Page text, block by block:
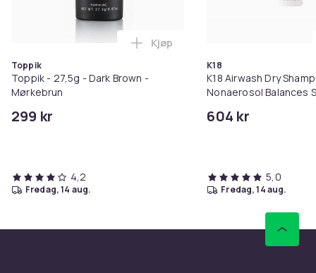
Toppik
Toppik - 27,5g - Dark Brown -
Mørkebrun
299 kr
Legg Toppik - 27,5g - Dark
Kjøp
4,2
fredag, 14 aug.
K18
K18 Airwash Dry
Nonaerosol Balances
604 kr
5,0
fredag, 14 aug.